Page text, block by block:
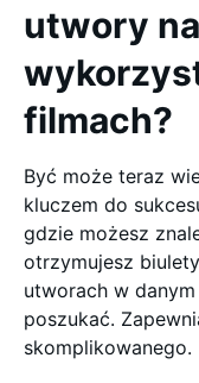
utwory
filmach?
Być może teraz
kluczem do
gdzie możesz
otrzymujesz
utworach w danym
poszukać.
skomplikowanego.